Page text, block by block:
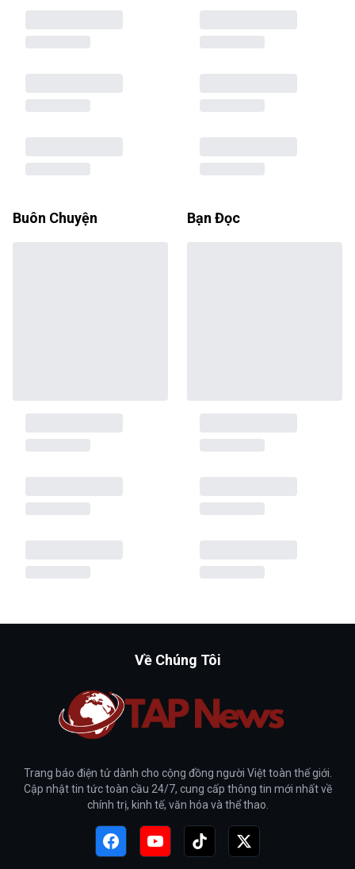
Buôn Chuyện Bạn Đọc
Về Chúng Tôi
Trang báo điện tử dành cho cộng đồng người Việt toàn thế giới.
Cập nhật tin tức toàn cầu 24/7, cung cấp thông tin mới nhất về
chính trị, kinh tế, văn hóa và thể thao.